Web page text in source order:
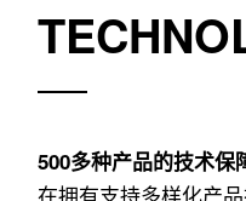
500多种产品的技术保
在拥有支持多样化产